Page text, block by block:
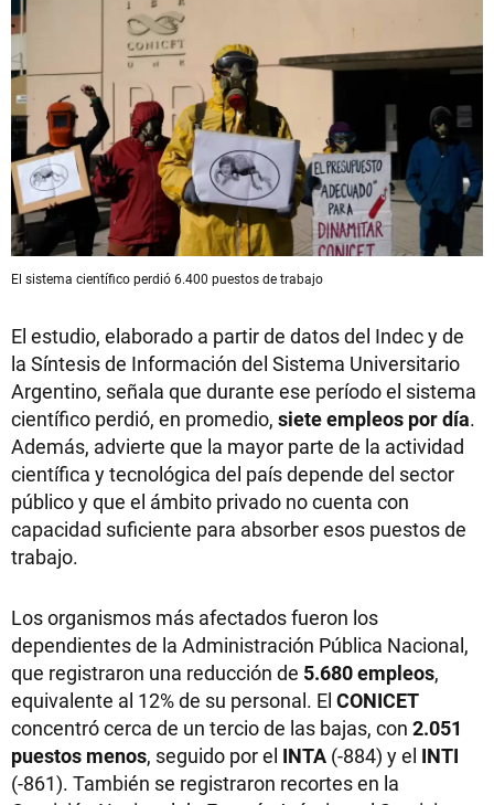
El sistema científico perdió 6.400 puestos de trabajo
El estudio, elaborado a partir de datos del Indec y de
la Síntesis de Información del Sistema Universitario
Argentino, señala que durante ese período el sistema
científico perdió, en promedio, siete empleos por día.
Además, advierte que la mayor parte de la actividad
científica y tecnológica del país depende del sector
público y que el ámbito privado no cuenta con
capacidad suficiente para absorber esos puestos de
trabajo.
Los organismos más afectados fueron los
dependientes de la Administración Pública Nacional,
que registraron una reducción de 5.680 empleos,
equivalente al 12% de su personal. El CONICET
concentró cerca de un tercio de las bajas, con 2.051
puestos menos, seguido por el INTA (-884) y el INTI
(-861). También se registraron recortes en la